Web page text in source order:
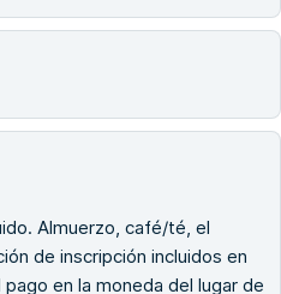
Almuerzo, café/té, el
de inscripción incluidos en
en la moneda del lugar de